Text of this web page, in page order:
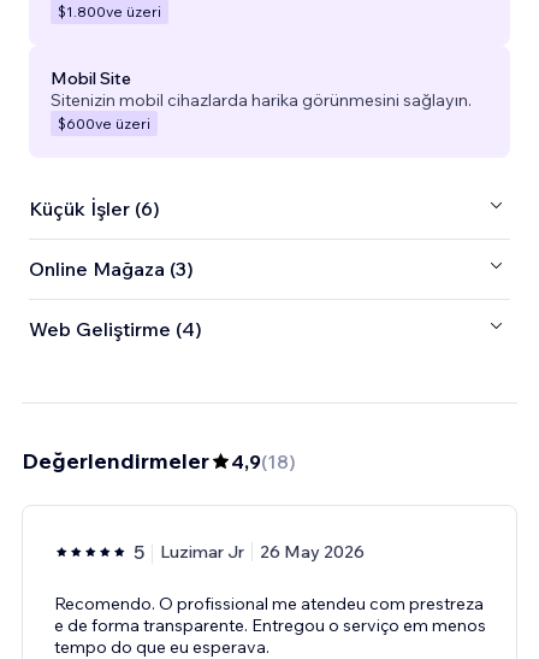
$1.800ve üzeri
Mobil Site
Sitenizin mobil cihazlarda harika görünmesini sağlayın.
$600ve üzeri
Küçük İşler (6)
Online Mağaza (3)
Web Geliştirme (4)
Değerlendirmeler 4,9(18)
5 Luzimar Jr 26 May 2026
Recomendo. O profissional me atendeu com prestreza
e de forma transparente. Entregou o serviço em menos
tempo do que eu esperava.